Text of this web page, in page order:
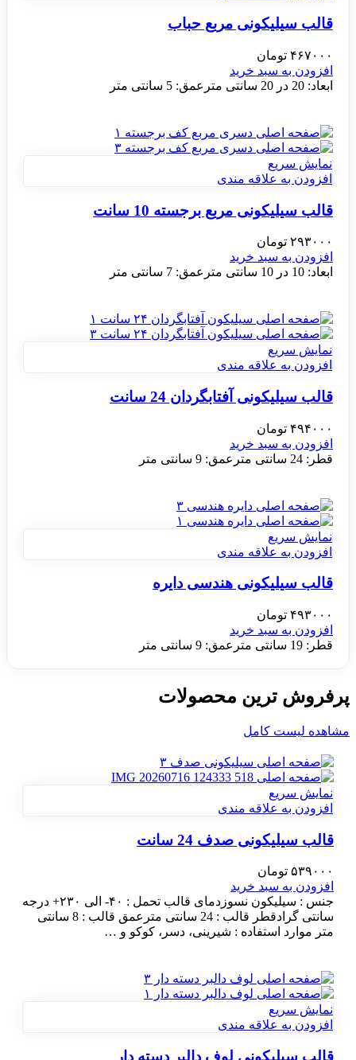
قالب سیلیکونی مربع حباب
۴۶۷۰۰۰ تومان
افزودن به سبد خرید
ابعاد: 20 در 20 سانتی مترعمق: 5 سانتی متر
نمایش سریع
افزودن به علاقه مندی
قالب سیلیکونی مربع برجسته 10 سانت
۲۹۳۰۰۰ تومان
افزودن به سبد خرید
ابعاد: 10 در 10 سانتی مترعمق: 7 سانتی متر
نمایش سریع
افزودن به علاقه مندی
قالب سیلیکونی آفتابگردان 24 سانت
۴۹۴۰۰۰ تومان
افزودن به سبد خرید
قطر: 24 سانتی مترعمق: 9 سانتی متر
نمایش سریع
افزودن به علاقه مندی
قالب سیلیکونی هندسی دایره
۴۹۳۰۰۰ تومان
افزودن به سبد خرید
قطر: 19 سانتی مترعمق: 9 سانتی متر
پرفروش ترین محصولات
مشاهده لیست کامل
نمایش سریع
افزودن به علاقه مندی
قالب سیلیکونی صدف 24 سانت
۵۳۹۰۰۰ تومان
افزودن به سبد خرید
جنس : سیلیکون نسوزدمای قالب تحمل : ۴۰- الی ۲۳۰+ درجه
سانتی گرادقطر قالب : 24 سانتی مترعمق قالب : 8 سانتی
متر موارد استفاده : شیرینی، دسر، کوکو و …
نمایش سریع
افزودن به علاقه مندی
قالب سیلیکونی لوف دالبر دسته دار